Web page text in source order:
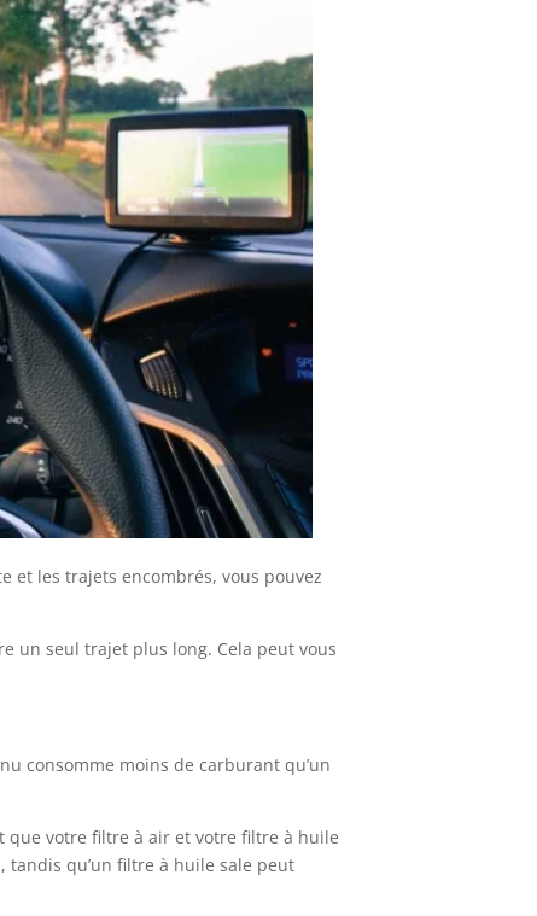
et les trajets encombrés, vous pouvez
un seul trajet plus long. Cela peut vous
consomme moins de carburant qu’un
que votre filtre à air et votre filtre à huile
tandis qu’un filtre à huile sale peut